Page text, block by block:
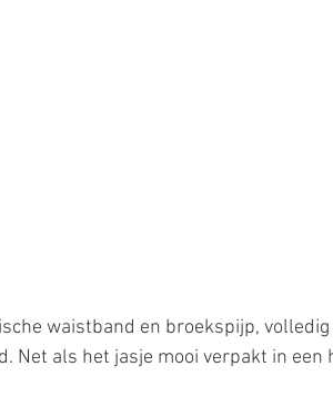
waistband en broekspijp,
als het jasje mooi verpakt in een